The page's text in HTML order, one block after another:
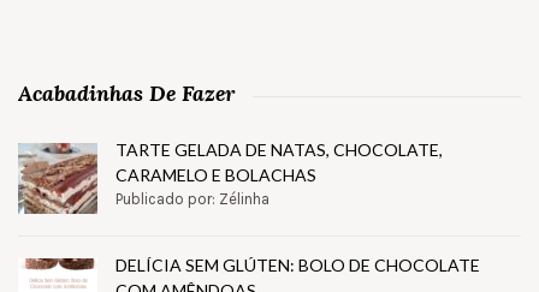
Acabadinhas De Fazer
TARTE GELADA DE NATAS, CHOCOLATE,
CARAMELO E BOLACHAS
Publicado por: Zélinha
DELÍCIA SEM GLÚTEN: BOLO DE CHOCOLATE